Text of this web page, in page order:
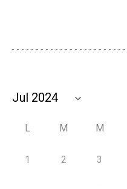
L M M
1 2 3